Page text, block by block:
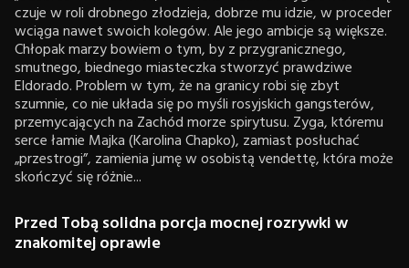
czuje w roli drobnego złodzieja, dobrze mu idzie, w proceder
wciąga nawet swoich kolegów. Ale jego ambicje są większe.
Chłopak marzy bowiem o tym, by z przygranicznego,
smutnego, biednego miasteczka stworzyć prawdziwe
Eldorado. Problem w tym, że na granicy robi się zbyt
szumnie, co nie układa się po myśli rosyjskich gangsterów,
przemycających na Zachód morze spirytusu. Zyga, któremu
serce łamie Majka (Karolina Chapko), zamiast posłuchać
„przestrogi”, zamienia jumę w osobistą vendettę, która może
skończyć się różnie...
Przed Tobą solidna porcja mocnej rozrywki w
znakomitej oprawie